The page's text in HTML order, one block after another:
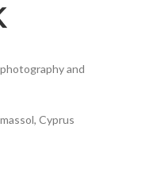
and
Cyprus